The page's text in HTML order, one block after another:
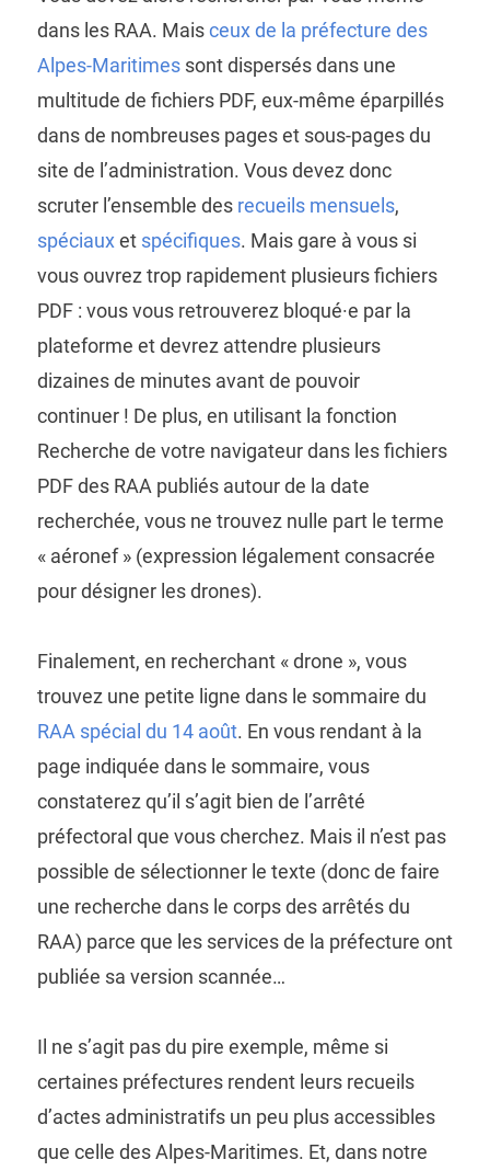
dans les RAA. Maisceux de la préfecture des
Alpes-Maritimessont dispersés dans une
multitude de fichiers PDF, eux-même éparpillés
dans de nombreuses pages et sous-pages du
site de l’administration. Vous devez donc
scruter l’ensemble des recueils mensuels,
spéciauxet spécifiques. Mais gare à vous si
vous ouvrez trop rapidement plusieurs fichiers
PDF : vous vous retrouverez bloqué·e par la
plateforme et devrez attendre plusieurs
dizaines de minutes avant de pouvoir
continuer ! De plus, en utilisant la fonction
Recherche de votre navigateur dans les fichiers
PDF des RAA publiés autour de la date
recherchée, vous ne trouvez nulle part le terme
« aéronef » (expression légalement consacrée
pour désigner les drones).
Finalement, en recherchant « drone », vous
trouvez une petite ligne dans le sommaire du
RAA spécial du 14 août. En vous rendant à la
page indiquée dans le sommaire, vous
constaterez qu’il s’agit bien de l’arrêté
préfectoral que vous cherchez. Mais il n’est pas
possible de sélectionner le texte (donc de faire
une recherche dans le corps des arrêtés du
RAA) parce que les services de la préfecture ont
publiée sa version scannée…
Il ne s’agit pas du pire exemple, même si
certaines préfectures rendent leurs recueils
d’actes administratifs un peu plus accessibles
que celle des Alpes-Maritimes. Et, dans notre